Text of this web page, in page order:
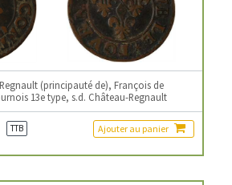
(principauté de), François de
13e type, s.d. Château-Regnault
TTB Ajouter au panier